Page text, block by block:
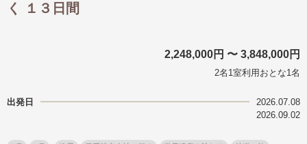
く １３日間
2,248,000円 〜 3,848,000円
2名1室利用おとな1名
出発日
2026.07.08
2026.09.02